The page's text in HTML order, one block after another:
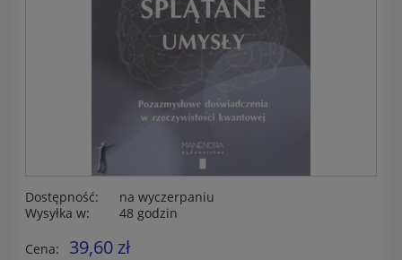
Dostępność:
na wyczerpaniu
Wysyłka w:
48 godzin
Cena: 39,60 zł